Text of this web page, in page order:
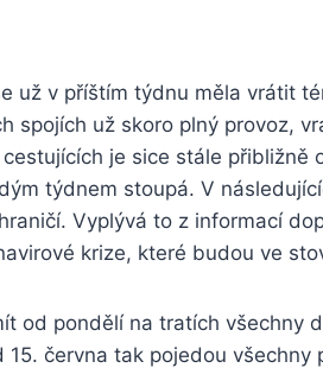
už v příštím týdnu měla vrátit
spojích už skoro plný provoz,
je sice stále přibližně
týdnem stoupá. V
Vyplývá to z informací
krize, které budou ve
od pondělí na tratích všechny
15. června tak pojedou všechny